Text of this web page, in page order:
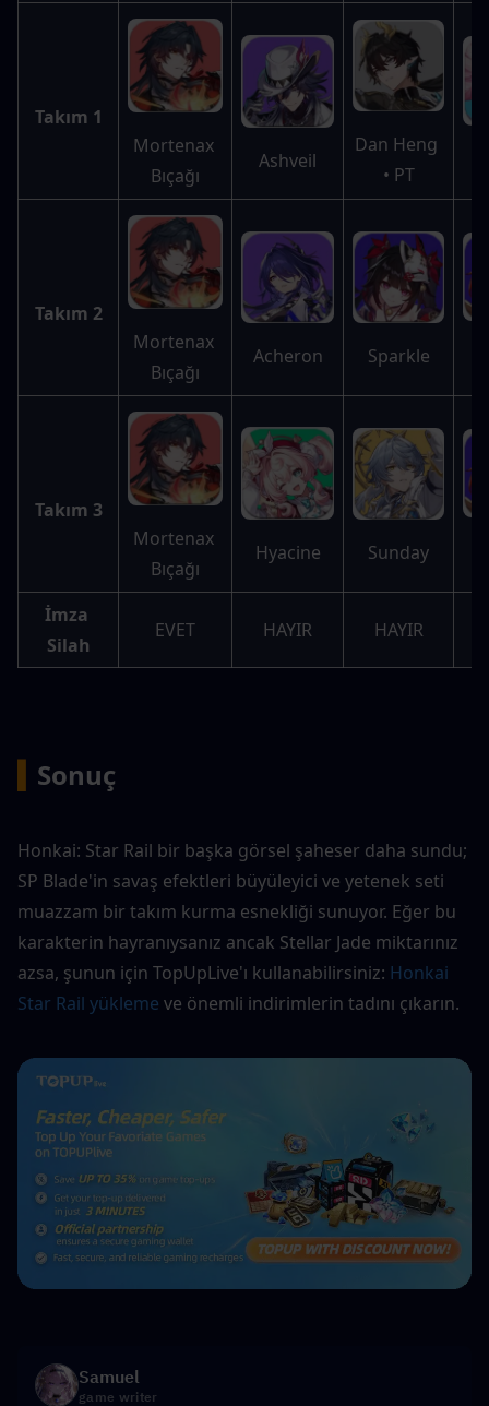
Takım 1
Mortenax
Bıçağı
Ashveil
Dan Heng
• PT
Takım 2
Mortenax
Bıçağı
Acheron Sparkle
Takım 3
Mortenax
Bıçağı
Hyacine Sunday
İmza
Silah
EVET HAYIR HAYIR
Sonuç
Honkai: Star Rail bir başka görsel şaheser daha sundu;
SP Blade'in savaş efektleri büyüleyici ve yetenek seti
muazzam bir takım kurma esnekliği sunuyor. Eğer bu
karakterin hayranıysanız ancak Stellar Jade miktarınız
azsa, şunun için TopUpLive'ı kullanabilirsiniz: Honkai
Star Rail yükleme ve önemli indirimlerin tadını çıkarın.
Samuel
game writer